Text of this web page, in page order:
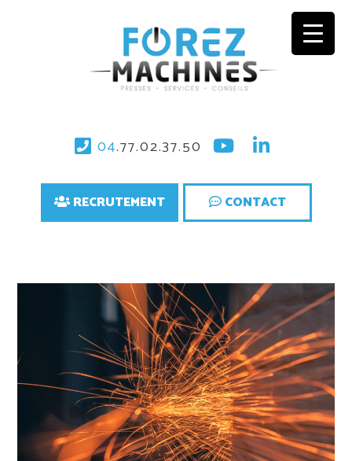
04.77.02.37.50
RECRUTEMENT CONTACT